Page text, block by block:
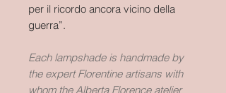
per il ricordo ancora vicino della
guerra”.
Each lampshade is handmade by
the expert Florentine artisans with
whom the Alberta Florence atelier